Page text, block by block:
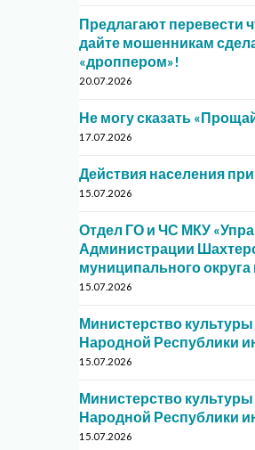
Предлагают перевести
дайте мошенникам
«дроппером»!
20.07.2026
Не могу сказать
17.07.2026
Действия населения
15.07.2026
Отдел ГО и ЧС МКУ
Администрации
муниципального
15.07.2026
Министерство
Народной Республики
15.07.2026
Министерство
Народной Республики
15.07.2026